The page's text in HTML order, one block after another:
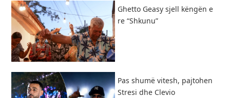
Ghetto Geasy sjell këngën e
re “Shkunu”
Pas shumë vitesh, pajtohen
Stresi dhe Clevio